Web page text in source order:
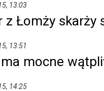
13:03
z Łomży skarży
13:51
mocne
14:25